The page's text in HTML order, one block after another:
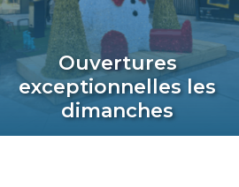
Ouvertures
exceptionnelles les
dimanches